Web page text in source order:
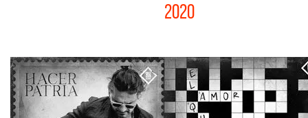
2020